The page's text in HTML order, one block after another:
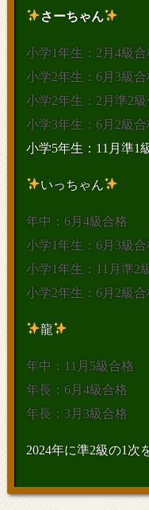
さーちゃん
小学1年生：2月4級合
小学2年生：6月3級合
小学2年生：2月準2級
小学3年生：6月2級合
小学5年生：11月準1
いっちゃん
年中：6月4級合格
小学1年生：6月3級合
小学1年生：11月準2
小学2年生：6月2級合
龍
年中：11月5級合格
年長：6月4級合格
年長：3月3級合格
2024年に準2級の1次